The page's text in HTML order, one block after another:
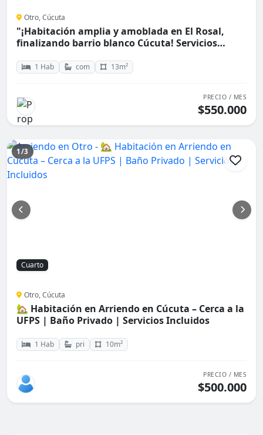
Otro, Cúcuta
"¡Habitación amplia y amoblada en El Rosal,
finalizando barrio blanco Cúcuta! Servicios
1 Hab com 13m²
PRECIO / MES
$550.000
1/3
Cuarto
Otro, Cúcuta
🏡 Habitación en Arriendo en Cúcuta – Cerca a la
UFPS | Baño Privado | Servicios Incluidos
1 Hab pri 10m²
PRECIO / MES
$500.000